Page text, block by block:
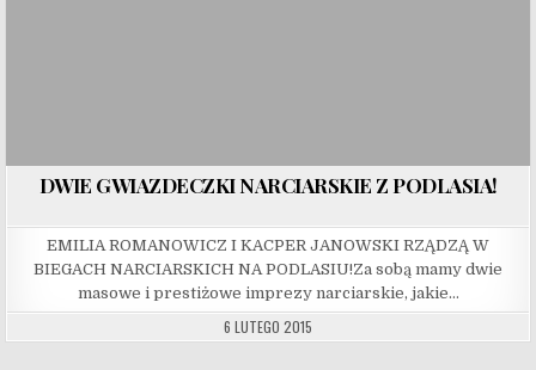
DWIE GWIAZDECZKI NARCIARSKIE Z PODLASIA!
EMILIA ROMANOWICZ I KACPER JANOWSKI RZĄDZĄ W
BIEGACH NARCIARSKICH NA PODLASIU!Za sobą mamy dwie
masowe i prestiżowe imprezy narciarskie, jakie…
6 LUTEGO 2015